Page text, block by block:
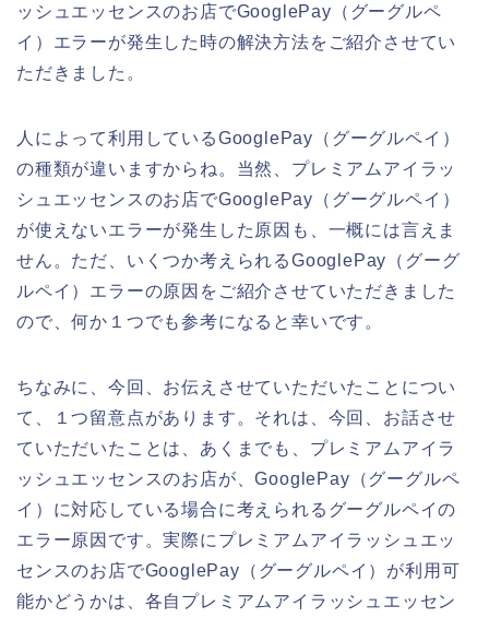
ッシュエッセンスのお店でGooglePay（グーグルペ
イ）エラーが発生した時の解決方法をご紹介させてい
ただきました。
人によって利用しているGooglePay（グーグルペイ）
の種類が違いますからね。当然、プレミアムアイラッ
シュエッセンスのお店でGooglePay（グーグルペイ）
が使えないエラーが発生した原因も、一概には言えま
せん。ただ、いくつか考えられるGooglePay（グーグ
ルペイ）エラーの原因をご紹介させていただきました
ので、何か１つでも参考になると幸いです。
ちなみに、今回、お伝えさせていただいたことについ
て、１つ留意点があります。それは、今回、お話させ
ていただいたことは、あくまでも、プレミアムアイラ
ッシュエッセンスのお店が、GooglePay（グーグルペ
イ）に対応している場合に考えられるグーグルペイの
エラー原因です。実際にプレミアムアイラッシュエッ
センスのお店でGooglePay（グーグルペイ）が利用可
能かどうかは、各自プレミアムアイラッシュエッセン